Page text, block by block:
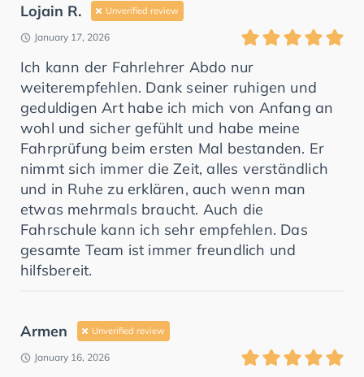
Lojain R. Unverified review
January 17, 2026
Ich kann der Fahrlehrer Abdo nur
weiterempfehlen. Dank seiner ruhigen und
geduldigen Art habe ich mich von Anfang an
wohl und sicher gefühlt und habe meine
Fahrprüfung beim ersten Mal bestanden. Er
nimmt sich immer die Zeit, alles verständlich
und in Ruhe zu erklären, auch wenn man
etwas mehrmals braucht. Auch die
Fahrschule kann ich sehr empfehlen. Das
gesamte Team ist immer freundlich und
hilfsbereit.
Armen Unverified review
January 16, 2026